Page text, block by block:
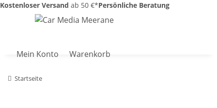
Kostenloser Versand ab 50 €*Persönliche Beratung
Mein Konto Warenkorb
Startseite